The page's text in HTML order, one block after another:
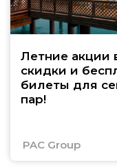
Летние акции
скидки и
билеты для
пар!
PAC Group